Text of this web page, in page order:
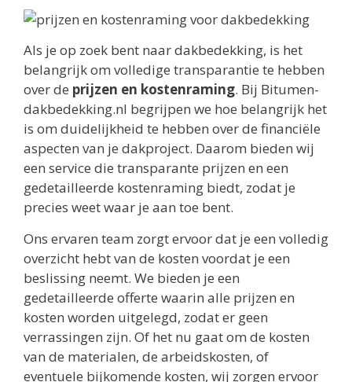
Als je op zoek bent naar dakbedekking, is het
belangrijk om volledige transparantie te hebben
over de prijzen en kostenraming. Bij Bitumen-
dakbedekking.nl begrijpen we hoe belangrijk het
is om duidelijkheid te hebben over de financiële
aspecten van je dakproject. Daarom bieden wij
een service die transparante prijzen en een
gedetailleerde kostenraming biedt, zodat je
precies weet waar je aan toe bent.
Ons ervaren team zorgt ervoor dat je een volledig
overzicht hebt van de kosten voordat je een
beslissing neemt. We bieden je een
gedetailleerde offerte waarin alle prijzen en
kosten worden uitgelegd, zodat er geen
verrassingen zijn. Of het nu gaat om de kosten
van de materialen, de arbeidskosten, of
eventuele bijkomende kosten, wij zorgen ervoor